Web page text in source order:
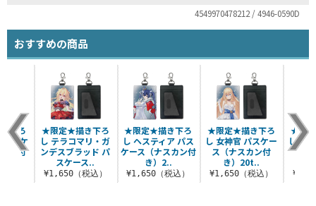
4549970478212 / 4946-0590D
おすすめの商品
★限定★描き下ろ
し ヘスティア パス
ケース（ナスカン付
き）2..
¥1,650（税込）
★限定★描き下ろ
し 女神官 パスケー
ス（ナスカン付
き）20t..
¥1,650（税込）
★限
し メ
ス（
下ろ
パスケ
ン付
★限定★描き下ろ
し テラコマリ・ガ
ンデスブラッド パ
スケース..
¥1,650（税込）